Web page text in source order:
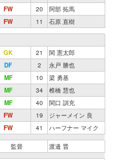
FW 20
阿部 拓馬
FW 11 石原 直樹
GK 21
関 憲太郎
DF 2
永戸 勝也
MF 10
梁 勇基
MF 34
椎橋 慧也
MF 40
関口 訓充
FW 19
ジャーメイン 良
FW 41 ハーフナー マイク
監督 渡邉 晋